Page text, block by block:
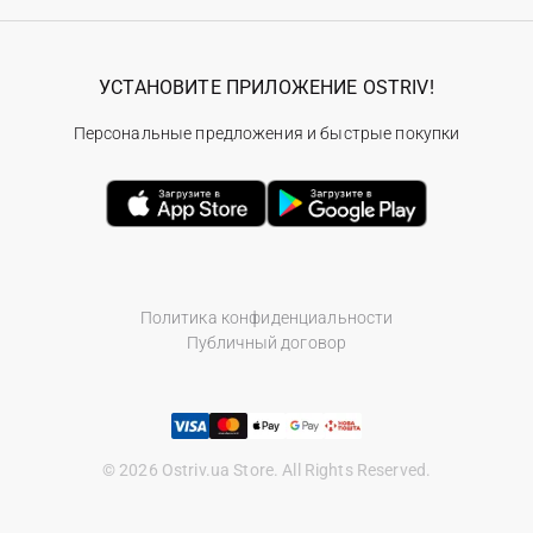
Политика конфиденциальности
Публичный договор
© 2026 Ostriv.ua Store. All Rights Reserved.
УСТАНОВИТЕ ПРИЛОЖЕНИЕ OSTRIV!
Персональные предложения и быстрые покупки